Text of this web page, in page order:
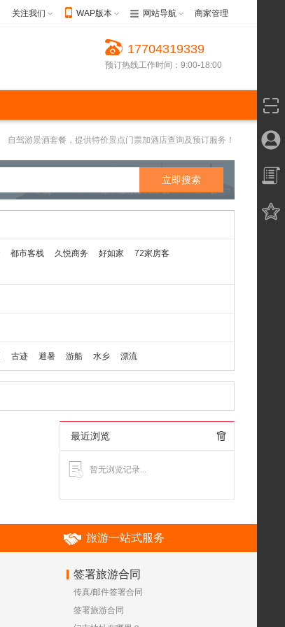
关注我们 WAP版本 网站导航 商家管理
17704319339
预订热线工作时间：9:00-18:00
自驾游景酒套餐，提供特价景点门票加酒店查询及预订服务！
都市客栈 久悦商务 好如家
72家房客
古迹 避暑 游船 水乡 漂流
最近浏览
暂无浏览记录...
旅游一站式服务
签署旅游合同
传真/邮件签署合同
签署旅游合同